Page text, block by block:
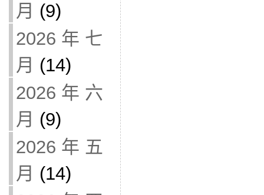
月 (9)
2026 年 七
月 (14)
2026 年 六
月 (9)
2026 年 五
月 (14)